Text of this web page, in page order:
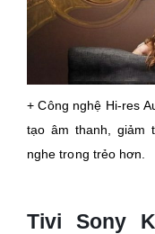
+ Công nghệ Hi-res
tạo âm thanh, giảm
nghe trong trẻo hơn.
Tivi Sony